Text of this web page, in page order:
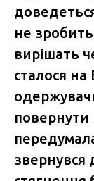
не
вирішать
сталося на
повернути
звернувся